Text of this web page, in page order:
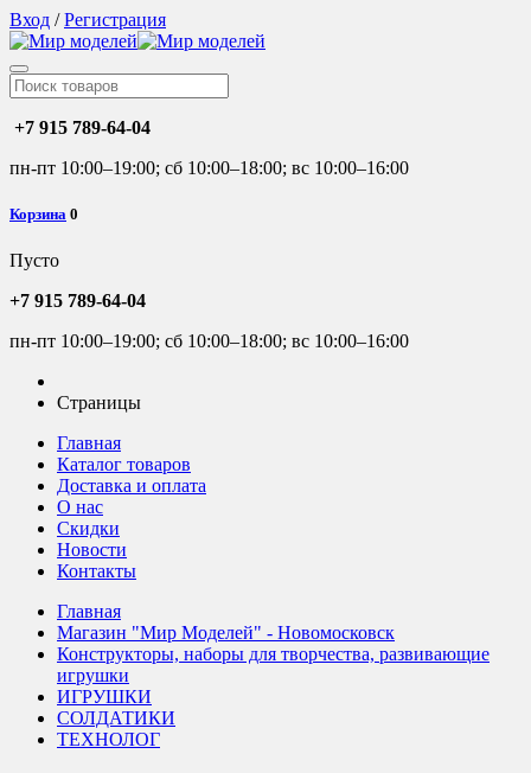
Вход /Регистрация
+7 915 789-64-04
пн-пт 10:00–19:00; сб 10:00–18:00; вс 10:00–16:00
Корзина 0
Пусто
+7 915 789-64-04
пн-пт 10:00–19:00; сб 10:00–18:00; вс 10:00–16:00
Страницы
Главная
Каталог товаров
Доставка и оплата
О нас
Скидки
Новости
Контакты
Главная
Магазин "Мир Моделей" - Новомосковск
Конструкторы, наборы для творчества, развивающие
игрушки
ИГРУШКИ
СОЛДАТИКИ
ТЕХНОЛОГ